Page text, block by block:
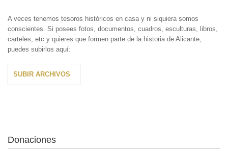
A veces tenemos tesoros históricos en casa y ni siquiera somos
conscientes. Si posees fotos, documentos, cuadros, esculturas, libros,
carteles, etc y quieres que formen parte de la historia de Alicante;
puedes subirlos aquí:
SUBIR ARCHIVOS
Donaciones